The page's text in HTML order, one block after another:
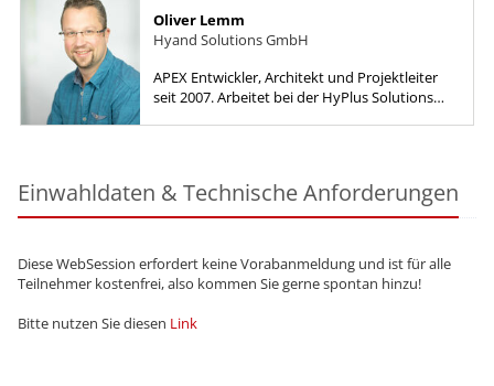
Oliver Lemm
Hyand Solutions GmbH
APEX Entwickler, Architekt und Projektleiter
seit 2007. Arbeitet bei der HyPlus Solutions
Einwahldaten & Technische Anforderungen
Diese WebSession erfordert keine Vorabanmeldung und ist für alle
Teilnehmer kostenfrei, also kommen Sie gerne spontan hinzu!
Bitte nutzen Sie diesen Link